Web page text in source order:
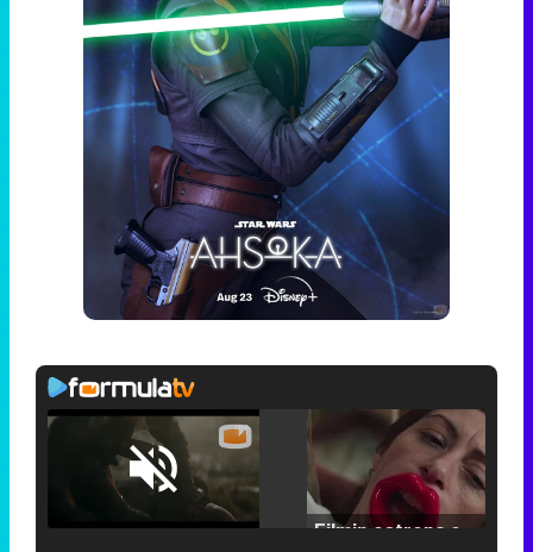
Unmute /
Loaded:
25.30%